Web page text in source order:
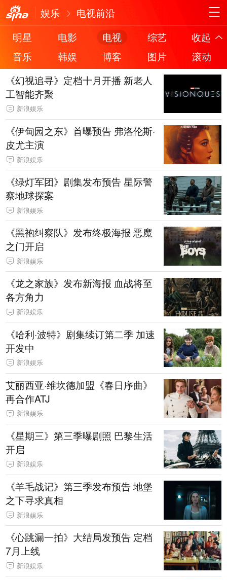
娱乐
电视前沿
明星
电影 电视 综艺
收起
音乐
韩娱 博客 图片
滚动
《幻视追寻》定档十月开播 新老人
工智能齐聚
新浪娱乐
《伊甸园之东》首曝预告 弗洛伦斯·
皮尤主演
新浪娱乐
《绿灯军团》剧集发布预告 星际警
察地球探案
新浪娱乐
《黑袍纠察队》发布终极海报 恶魔
之门开启
新浪娱乐
《龙之家族》发布新海报 血战将至
各方角力
新浪娱乐
《哈利·波特》剧集续订第二季 加速
开发中
新浪娱乐
艾丽西亚·维坎德加盟《春日序曲》
再合作ATJ
新浪娱乐
《星期三》第三季曝剧照 巴黎生活
开启
新浪娱乐
《羊毛战记》第三季发布预告 地堡
之下寻求真相
新浪娱乐
《心跳漏一拍》大结局发预告 定档
7月上线
新浪娱乐